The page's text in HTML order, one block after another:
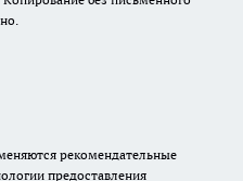
рекомендательные
предоставления